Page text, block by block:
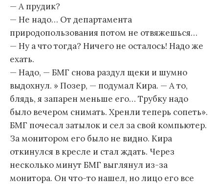
— А прудик?
— Не надо… От департамента
природопользования потом не отвяжешься…
— Ну а что тогда? Ничего не осталось! Надо же
ехать.
— Надо, — БМГ снова раздул щеки и шумно
выдохнул. » Позер, — подумал Кира. — А то,
блядь, я запарен меньше его… Трубку надо
было вечером снимать. Хренли теперь сопеть».
БМГ почесал затылок и сел за свой компьютер.
За монитором его было не видно. Кира
откинулся в кресле и стал ждать. Через
несколько минут БМГ выглянул из-за
монитора. Он что-то нашел, но лицо его все